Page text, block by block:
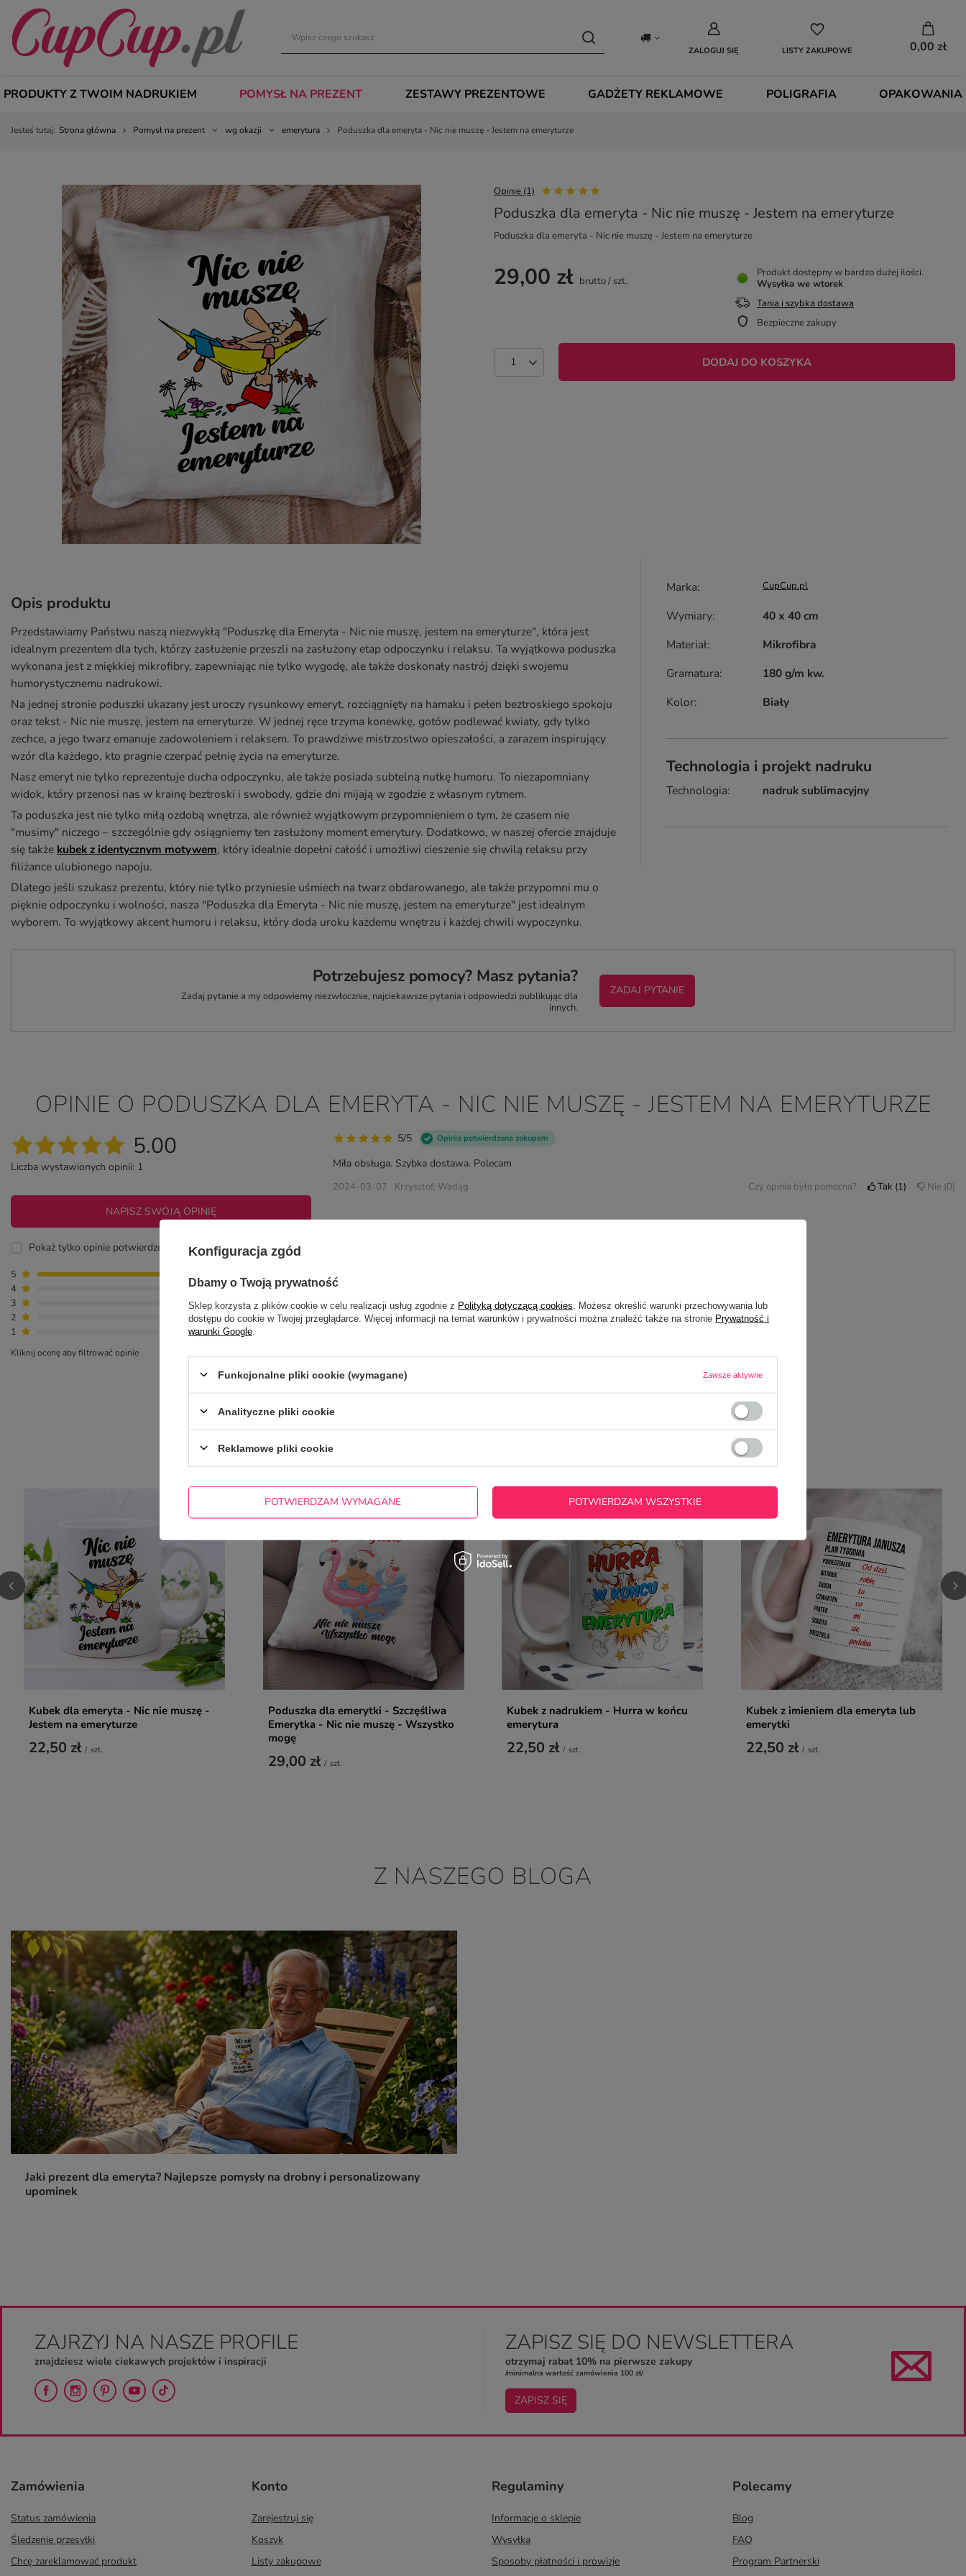
ZALOGUJ SIĘ LISTY ZAKUPOWE 0,00 zł
PRODUKTY Z TWOIM NADRUKIEM POMYSŁ NA PREZENT ZESTAWY PREZENTOWE GADŻETY REKLAMOWE POLIGRAFIA OPAKOWANIA
Jesteś tutaj: Strona główna Pomysł na prezent wg okazji emerytura Poduszka dla emeryta - Nic nie muszę - Jestem na emeryturze
Opinie (1)
Poduszka dla emeryta - Nic nie muszę - Jestem na emeryturze
Poduszka dla emeryta - Nic nie muszę - Jestem na emeryturze
29,00 zł brutto/ szt.
DODAJ DO KOSZYKA
Produkt dostępny w bardzo dużej ilości
Wysyłka we wtorek
Tania i szybka dostawa
Bezpieczne zakupy
Opis produktu
Przedstawiamy Państwu naszą niezwykłą "Poduszkę dla Emeryta - Nic nie muszę, jestem na emeryturze", która jest
idealnym prezentem dla tych, którzy zasłużenie przeszli na zasłużony etap odpoczynku i relaksu. Ta wyjątkowa poduszka
wykonana jest z miękkiej mikrofibry, zapewniając nie tylko wygodę, ale także doskonały nastrój dzięki swojemu
humorystycznemu nadrukowi.
Na jednej stronie poduszki ukazany jest uroczy rysunkowy emeryt, rozciągnięty na hamaku i pełen beztroskiego spokoju
oraz tekst - Nic nie muszę, jestem na emeryturze. W jednej ręce trzyma konewkę, gotów podlewać kwiaty, gdy tylko
zechce, a jego twarz emanuje zadowoleniem i relaksem. To prawdziwe mistrzostwo opieszałości, a zarazem inspirujący
wzór dla każdego, kto pragnie czerpać pełnię życia na emeryturze.
Nasz emeryt nie tylko reprezentuje ducha odpoczynku, ale także posiada subtelną nutkę humoru. To niezapomniany
widok, który przenosi nas w krainę beztroski i swobody, gdzie dni mijają w zgodzie z własnym rytmem.
Ta poduszka jest nie tylko miłą ozdobą wnętrza, ale również wyjątkowym przypomnieniem o tym, że czasem nie
"musimy" niczego – szczególnie gdy osiągniemy ten zasłużony moment emerytury. Dodatkowo, w naszej ofercie znajduje
się także kubek z identycznym motywem, który idealnie dopełni całość i umożliwi cieszenie się chwilą relaksu przy
filiżance ulubionego napoju.
Dlatego jeśli szukasz prezentu, który nie tylko przyniesie uśmiech na twarz obdarowanego, ale także przypomni mu o
pięknie odpoczynku i wolności, nasza "Poduszka dla Emeryta - Nic nie muszę, jestem na emeryturze" jest idealnym
wyborem. To wyjątkowy akcent humoru i relaksu, który doda uroku każdemu wnętrzu i każdej chwili wypoczynku.
Marka CupCup.pl
Wymiary
40 x 40 cm
Materiał
Mikrofibra
Gramatura
180 g/m kw.
Kolor
Biały
Technologia i projekt nadruku
Technologia nadruk sublimacyjny
Potrzebujesz pomocy? Masz pytania?
Zadaj pytanie a my odpowiemy niezwłocznie, najciekawsze pytania i odpowiedzi publikując dla
innych.
ZADAJ PYTANIE
OPINIE O PODUSZKA DLA EMERYTA - NIC NIE MUSZĘ - JESTEM NA EMERYTURZE
5.00
Liczba wystawionych opinii: 1
NAPISZ SWOJĄ OPINIĘ
Pokaż tylko opinie potwierdzone zakupem
5
4
0
3
0
2
0
1
Kliknij ocenę aby filtrować opinie
5/5 Opinia potwierdzona zakupem
Miła obsługa. Szybka dostawa. Polecam
2024-03-07 Krzysztof, Wadąg Czy opinia była pomocna? Tak 1 Nie 0
NAJCZĘŚCIEJ KUPOWANE Z TYM TOWAREM
Kubek dla emeryta - Nic nie muszę -
Jestem na emeryturze
22,50 zł / szt.
Poduszka dla emerytki - Szczęśliwa
Emerytka - Nic nie muszę - Wszystko
mogę
29,00 zł / szt.
Kubek z nadrukiem - Hurra w końcu
emerytura
22,50 zł / szt.
Kubek z imieniem dla emeryta lub
emerytki
22,50 zł / szt.
Z NASZEGO BLOGA
Jaki prezent dla emeryta? Najlepsze pomysły na drobny i personalizowany
upominek
ZAJRZYJ NA NASZE PROFILE
znajdziesz wiele ciekawych projektów i inspiracji
ZAPISZ SIĘ DO NEWSLETTERA
otrzymaj rabat 10% na pierwsze zakupy
/minimalna wartość zamówienia 100 zł/
ZAPISZ SIĘ
Zamówienia
Status zamówienia
Śledzenie przesyłki
Chcę zareklamować produkt
Konto
Zarejestruj się
Koszyk
Listy zakupowe
Regulaminy
Informacje o sklepie
Wysyłka
Sposoby płatności i prowizje
Polecamy
Blog
FAQ
Program Partnerski
Konfiguracja zgód
Dbamy o Twoją prywatność
Sklep korzysta z plików cookie w celu realizacji usług zgodnie z Polityką dotyczącą cookies . Możesz określić warunki przechowywania lub
dostępu do cookie w Twojej przeglądarce. Więcej informacji na temat warunków i prywatności można znaleźć także na stronie Prywatność i
warunki Google
Funkcjonalne pliki cookie (wymagane) Zawsze aktywne
Analityczne pliki cookie
Reklamowe pliki cookie
POTWIERDZAM WYMAGANE POTWIERDZAM WSZYSTKIE